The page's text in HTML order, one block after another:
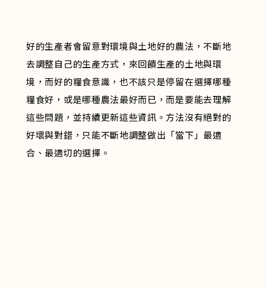
好的生產者會留意對環境與土地好的農法，不斷地
去調整自己的生產方式，來回饋生產的土地與環
境，而好的糧食意識，也不該只是停留在選擇哪種
糧食好，或是哪種農法最好而已，而是要能去理解
這些問題，並持續更新這些資訊。方法沒有絕對的
好壞與對錯，只能不斷地調整做出「當下」最適
合、最適切的選擇。